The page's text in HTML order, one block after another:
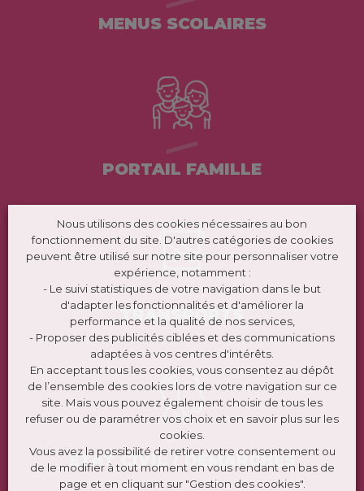
MENUS SCOLAIRES
PORTAIL FAMILLE
TRANSPORTS
ÉTAT CIVIL / DEMARCHES
Nous utilisons des cookies nécessaires au bon
fonctionnement du site. D'autres catégories de cookies
peuvent être utilisé sur notre site pour personnaliser votre
expérience, notamment :
- Le suivi statistiques de votre navigation dans le but
d'adapter les fonctionnalités et d'améliorer la
performance et la qualité de nos services,
- Proposer des publicités ciblées et des communications
adaptées à vos centres d'intérêts.
En acceptant tous les cookies, vous consentez au dépôt
de l’ensemble des cookies lors de votre navigation sur ce
site. Mais vous pouvez également choisir de tous les
refuser ou de paramétrer vos choix et en savoir plus sur les
cookies.
Vous avez la possibilité de retirer votre consentement ou
de le modifier à tout moment en vous rendant en bas de
page et en cliquant sur "Gestion des cookies".